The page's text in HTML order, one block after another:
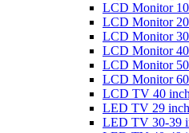
LCD Monitor
LCD Monitor
LCD Monitor
LCD Monitor
LCD Monitor
LCD Monitor
LCD TV 40
LED TV 29
LED TV 30-39